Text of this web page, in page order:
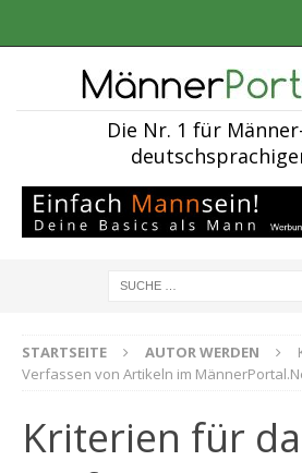
Die Nr. 1 für
STARTSEITE AUTOR WERDEN
Verfassen von Artikeln im
Kriterien für